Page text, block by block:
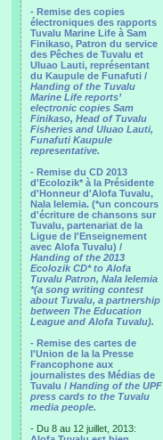
- Remise des copies
électroniques des rapports
Tuvalu Marine Life à Sam
Finikaso, Patron du service
des Pêches de Tuvalu et
Uluao Lauti, représentant
du Kaupule de Funafuti /
Handing of the Tuvalu
Marine Life reports’
electronic copies Sam
Finikaso, Head of Tuvalu
Fisheries and Uluao Lauti,
Funafuti Kaupule
representative.
- Remise du CD 2013
d'Ecolozik* à la Présidente
d'Honneur d'Alofa Tuvalu,
Nala Ielemia. (*un concours
d'écriture de chansons sur
Tuvalu, partenariat de la
Ligue de l'Enseignement
avec Alofa Tuvalu) /
Handing of the 2013
Ecolozik CD* to Alofa
Tuvalu Patron, Nala Ielemia
*(a song writing contest
about Tuvalu, a partnership
between The Education
League and Alofa Tuvalu).
- Remise des cartes de
l'Union de la la Presse
Francophone aux
journalistes des Médias de
Tuvalu / Handing of the UPF
press cards to the Tuvalu
media people.
- Du 8 au 12 juillet, 2013: